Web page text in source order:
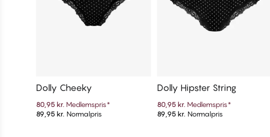
Tilføj til kurv
Dolly Cheeky
80,95 kr. Medlemspris*
89,95 kr. Normalpris Tilføj til kurv
Dolly Hipster String
80,95 kr. Medlemspris*
89,95 kr. Normalpris